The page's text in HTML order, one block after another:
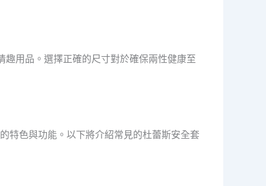
用品。選擇正確的尺寸對於確保兩性健康至
特色與功能。以下將介紹常見的杜蕾斯安全套